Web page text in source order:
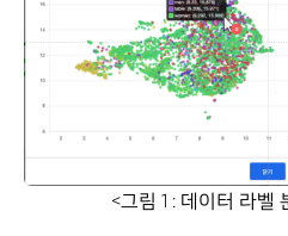
<그림 1 : 데이터 라벨